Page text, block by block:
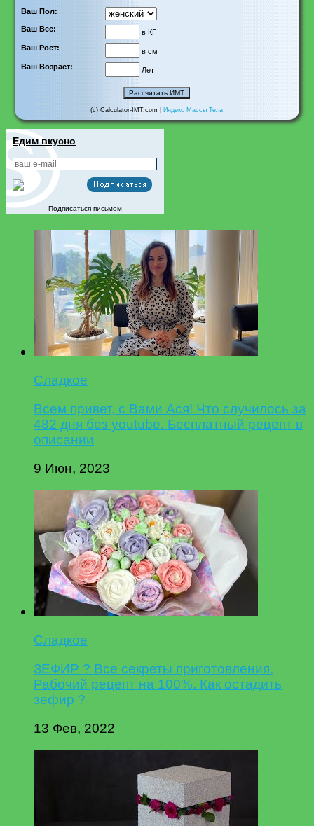
Ваш Пол:
Ваш Вес:
в КГ
Ваш Рост:
в см
Ваш Возраст:
Лет
(c) Calculator-IMT.com | Индекс Массы Тела
Едим вкусно
Подписаться письмом
Сладкое
Всем привет, с Вами Ася! Что случилось за
482 дня без youtube. Бесплатный рецепт в
описании
9 Июн, 2023
Сладкое
ЗЕФИР ? Все секреты приготовления.
Рабочий рецепт на 100%. Как остадить
зефир ?
13 Фев, 2022